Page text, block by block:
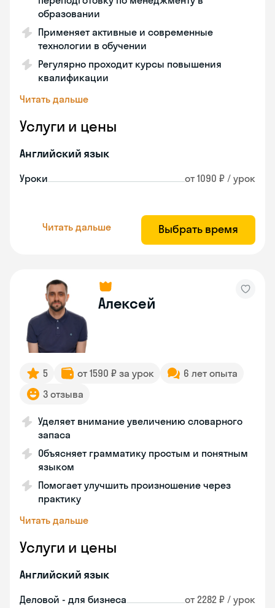
образовании
Применяет активные и современные
технологии в обучении
Регулярно проходит курсы повышения
квалификации
Читать дальше
Услуги и цены
Английский язык
Уроки от 1090 ₽ / урок
Читать дальше Выбрать время
Алексей
5 от 1590 ₽ за урок
6 лет опыта
3 отзыва
Уделяет внимание увеличению словарного
запаса
Объясняет грамматику простым и понятным
языком
Помогает улучшить произношение через
практику
Читать дальше
Услуги и цены
Английский язык
Деловой - для бизнеса от 2282 ₽ / урок